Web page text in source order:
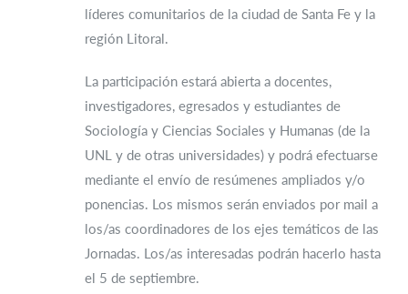
líderes comunitarios de la ciudad de Santa Fe y la
región Litoral.
La participación estará abierta a docentes,
investigadores, egresados y estudiantes de
Sociología y Ciencias Sociales y Humanas (de la
UNL y de otras universidades) y podrá efectuarse
mediante el envío de resúmenes ampliados y/o
ponencias. Los mismos serán enviados por mail a
los/as coordinadores de los ejes temáticos de las
Jornadas. Los/as interesadas podrán hacerlo hasta
el 5 de septiembre.